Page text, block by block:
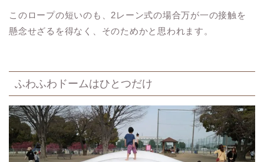
このロープの短いのも、2レーン式の場合万が一の接触を
懸念せざるを得なく、そのためかと思われます。
ふわふわドームはひとつだけ